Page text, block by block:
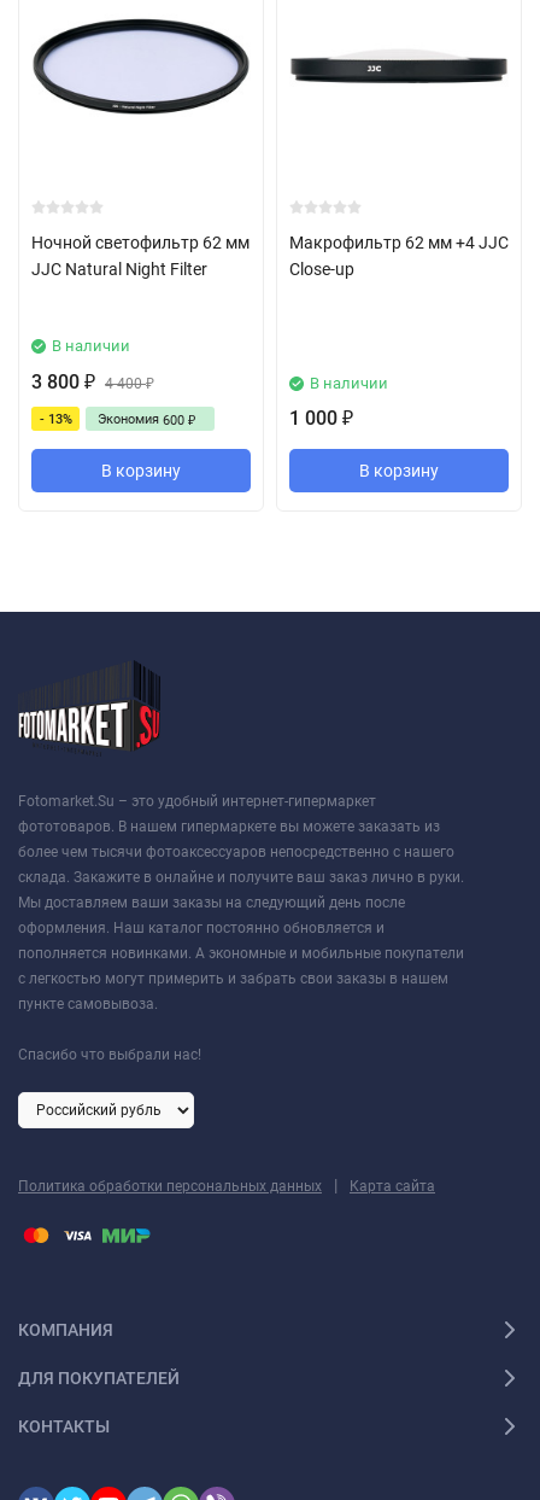
Ночной светофильтр 62 мм
JJC Natural Night Filter
В наличии
3 800 ₽ 4 400₽
- 13% Экономия 600 ₽
В корзину
Макрофильтр 62 мм +4 JJC
Close-up
В наличии
1 000 ₽
В корзину
Fotomarket.Su – это удобный интернет-гипермаркет
фототоваров. В нашем гипермаркете вы можете заказать из
более чем тысячи фотоаксессуаров непосредственно с нашего
склада. Закажите в онлайне и получите ваш заказ лично в руки.
Мы доставляем ваши заказы на следующий день после
оформления. Наш каталог постоянно обновляется и
пополняется новинками. А экономные и мобильные покупатели
с легкостью могут примерить и забрать свои заказы в нашем
пункте самовывоза.
Спасибо что выбрали нас!
Политика обработки персональных данных | Карта сайта
КОМПАНИЯ
ДЛЯ ПОКУПАТЕЛЕЙ
КОНТАКТЫ